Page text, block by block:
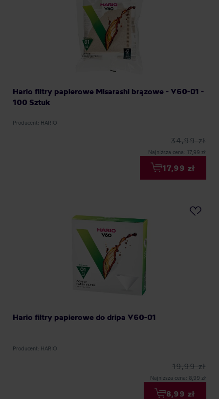
Hario filtry papierowe Misarashi brązowe - V60-01 -
100 Sztuk
Producent: HARIO
34,99 zł
Najniższa cena: 17,99 zł
17,99 zł
Hario filtry papierowe do dripa V60-01
Producent: HARIO
19,99 zł
Najniższa cena: 8,99 zł
8,99 zł